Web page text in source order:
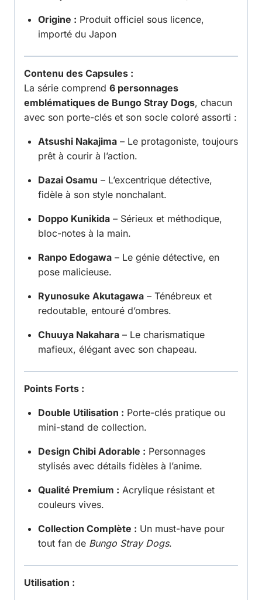
Origine : Produit officiel sous licence,
importé du Japon
Contenu des Capsules :
La série comprend 6 personnages
emblématiques de Bungo Stray Dogs, chacun
avec son porte-clés et son socle coloré assorti :
Atsushi Nakajima – Le protagoniste, toujours
prêt à courir à l’action.
Dazai Osamu – L’excentrique détective,
fidèle à son style nonchalant.
Doppo Kunikida – Sérieux et méthodique,
bloc-notes à la main.
Ranpo Edogawa – Le génie détective, en
pose malicieuse.
Ryunosuke Akutagawa – Ténébreux et
redoutable, entouré d’ombres.
Chuuya Nakahara – Le charismatique
mafieux, élégant avec son chapeau.
Points Forts :
Double Utilisation : Porte-clés pratique ou
mini-stand de collection.
Design Chibi Adorable : Personnages
stylisés avec détails fidèles à l’anime.
Qualité Premium : Acrylique résistant et
couleurs vives.
Collection Complète : Un must-have pour
tout fan de Bungo Stray Dogs.
Utilisation :